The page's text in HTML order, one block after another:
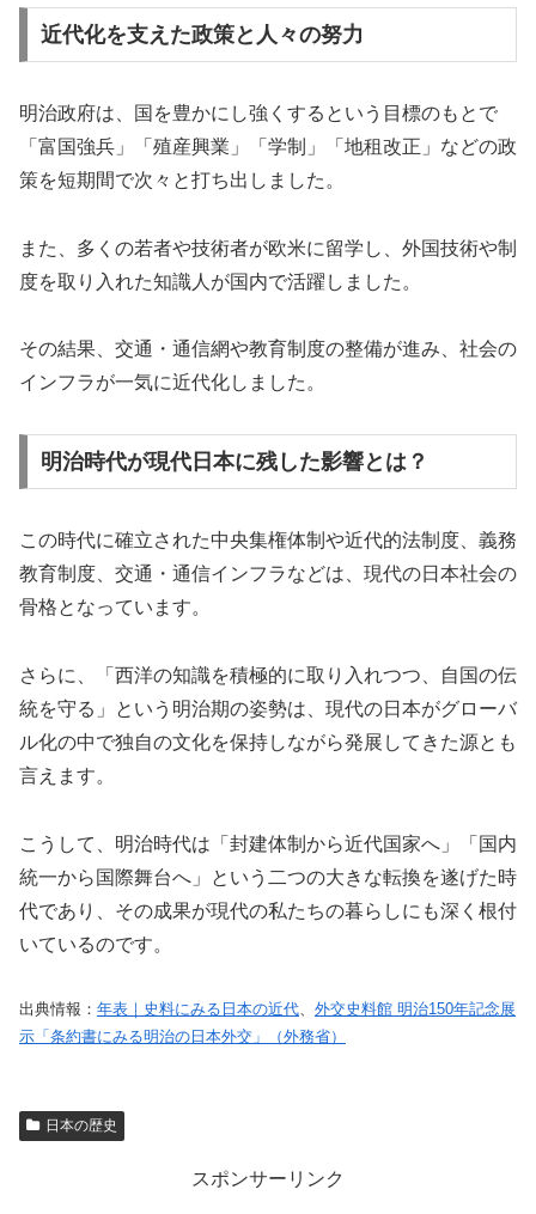
近代化を支えた政策と人々の努力
明治政府は、国を豊かにし強くするという目標のもとで
「富国強兵」「殖産興業」「学制」「地租改正」などの政
策を短期間で次々と打ち出しました。
また、多くの若者や技術者が欧米に留学し、外国技術や制
度を取り入れた知識人が国内で活躍しました。
その結果、交通・通信網や教育制度の整備が進み、社会の
インフラが一気に近代化しました。
明治時代が現代日本に残した影響とは？
この時代に確立された中央集権体制や近代的法制度、義務
教育制度、交通・通信インフラなどは、現代の日本社会の
骨格となっています。
さらに、「西洋の知識を積極的に取り入れつつ、自国の伝
統を守る」という明治期の姿勢は、現代の日本がグローバ
ル化の中で独自の文化を保持しながら発展してきた源とも
言えます。
こうして、明治時代は「封建体制から近代国家へ」「国内
統一から国際舞台へ」という二つの大きな転換を遂げた時
代であり、その成果が現代の私たちの暮らしにも深く根付
いているのです。
出典情報： 年表｜史料にみる日本の近代、 外交史料館 明治150年記念展
示「条約書にみる明治の日本外交」（外務省）
日本の歴史
スポンサーリンク